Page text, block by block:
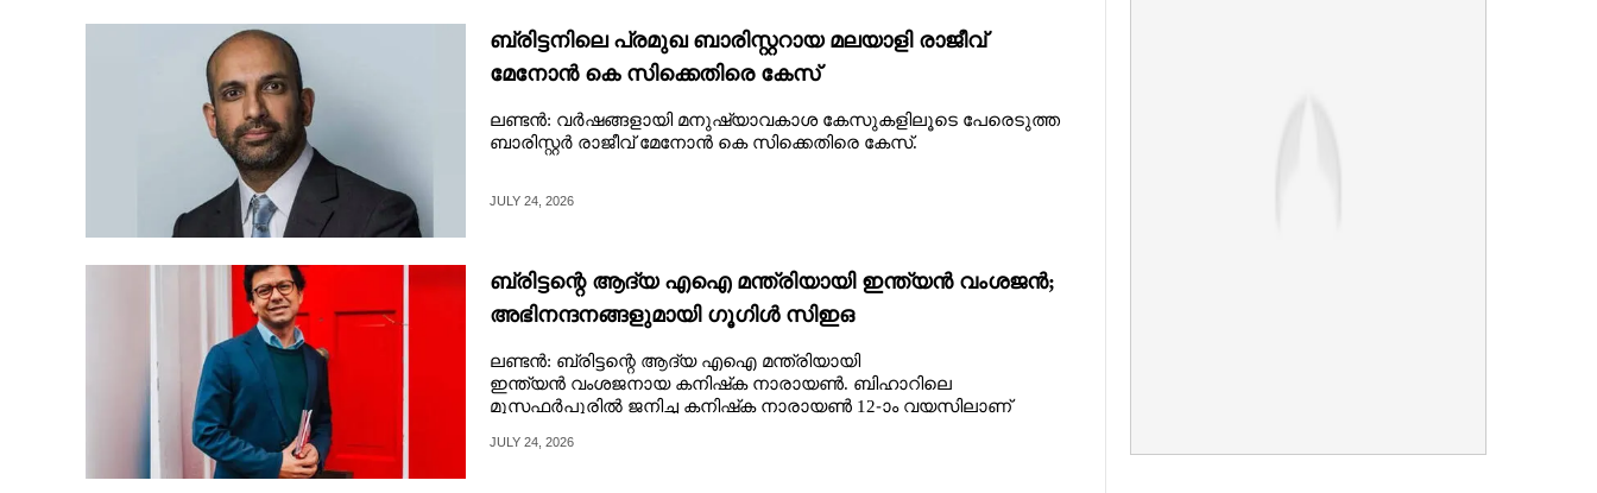
CARTOONS
ബ്രിട്ടനിലെ പ്രമുഖ ബാരിസ്റ്ററായ മലയാളി രാജീവ്
മേനോൻ കെ സിക്കെതിരെ കേസ്
ലണ്ടൻ: വർഷങ്ങളായി മനുഷ്യാവകാശ കേസുകളിലൂടെ പേരെടുത്ത
ബാരിസ്റ്റർ രാജീവ് മേനോൻ കെ സിക്കെതിരെ കേസ്.
JULY 24, 2026
ബ്രിട്ടന്റെ ആദ്യ എഐ മന്ത്രിയായി ഇന്ത്യൻ വംശജൻ;
അഭിനന്ദനങ്ങളുമായി ഗൂഗിൾ സിഇഒ
ലണ്ടൻ: ബ്രിട്ടന്റെ ആദ്യ എഐ മന്ത്രിയായി
ഇന്ത്യൻ വംശജനായ കനിഷ്‌ക നാരായൺ. ബിഹാറിലെ
മുസഫർപൂരിൽ ജനിച്ച കനിഷ്‌ക നാരായൺ 12-ാം വയസിലാണ്
JULY 24, 2026